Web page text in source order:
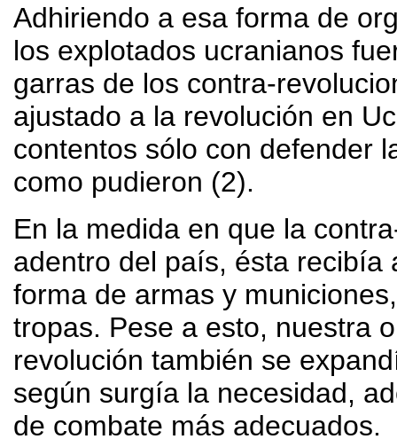
Adhiriendo a esa forma de
los explotados ucranianos
garras de los contra-
ajustado a la revolución en
contentos sólo con defender
como pudieron (2).
En la medida en que la
adentro del país, ésta recibía
forma de armas y
tropas. Pese a esto, nuestra
revolución también se
según surgía la necesidad,
de combate más adecuados.